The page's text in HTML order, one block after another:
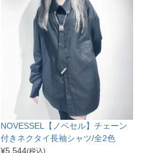
NOVESSEL【ノベセル】チェーン
付きネクタイ長袖シャツ/全2色
¥5,544